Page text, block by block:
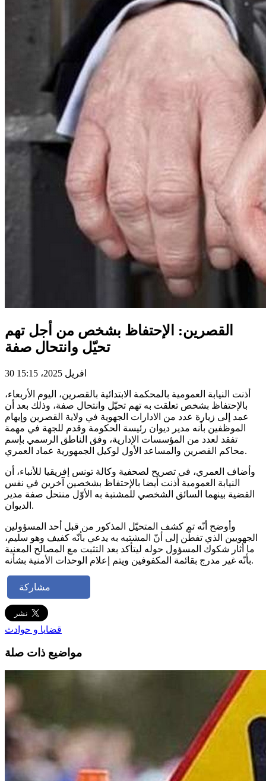
القصرين: الإحتفاظ بشخص من أجل تهم
تحيّل وانتحال صفة
30 افريل 2025، 15:15
أذنت النيابة العمومية بالمحكمة الابتدائية بالقصرين، اليوم الأربعاء،
بالإحتفاظ بشخص تعلقت به تهم تحيّل وانتحال صفة، وذلك بعد أن
عمد إلى زيارة عدد من الادارات الجهوية في ولاية القصرين وإيهام
الموظفين بأنه مدير ديوان رئيسة الحكومة وقدم للجهة في مهمة
تفقد لعدد من المؤسسات الإدارية، وفق الناطق الرسمي بإسم
محاكم القصرين والمساعد الأول لوكيل الجمهورية عماد العمري.
وأضاف العمري، في تصريح لصحفية وكالة تونس إفريقيا للأنباء، أن
النيابة العمومية أذنت أيضا بالإحتفاظ بشخصين آخرين في نفس
القضية بينهما السائق الشخصي للمشتبة به الأوّل منتحل صفة مدير
الديوان.
وأوضح أنّه تم كشف المتحيّل المذكور من قبل أحد المسؤولين
الجهويين الذي تفطّن إلى أنّ المشتبه به يدعي بأنّه كفيف وهو سليم،
ما أثار شكوك المسؤول حوله ليتأكد بعد التثبت مع المصالح المعنية
بأنّه غير مدرج بقائمة المكفوفين ويتم إعلام الوحدات الأمنية بشأنه.
مشاركة
قضايا و حوادث
مواضيع ذات صلة